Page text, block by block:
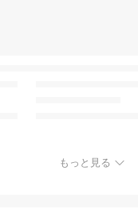
もっと見る